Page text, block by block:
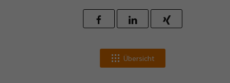
Übersicht